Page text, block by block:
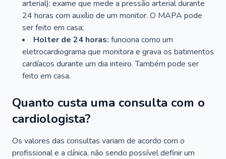
arterial): exame que mede a pressão arterial durante
24 horas com auxílio de um monitor. O MAPA pode
ser feito em casa;
Holter de 24 horas: funciona como um
eletrocardiograma que monitora e grava os batimentos
cardíacos durante um dia inteiro. Também pode ser
feito em casa.
Quanto custa uma consulta com o
cardiologista?
Os valores das consultas variam de acordo com o
profissional e a clínica, não sendo possível definir um